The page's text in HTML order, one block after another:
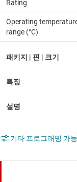
Rating
Operating
range (°C)
기타 프로그래밍 가